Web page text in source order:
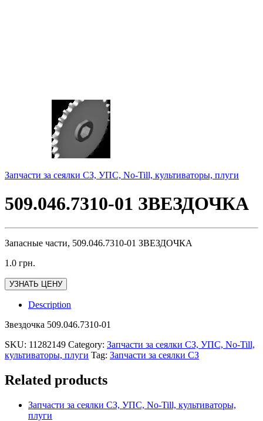
Запчасти за сеялки СЗ, УПС, No-Till, культиваторы, плуги
509.046.7310-01 ЗВЕЗДОЧКА
Запасные части, 509.046.7310-01 ЗВЕЗДОЧКА
1.0 грн.
УЗНАТЬ ЦЕНУ
Description
Звездочка 509.046.7310-01
SKU: 11282149 Category: Запчасти за сеялки СЗ, УПС, No-Till,
культиваторы, плуги Tag: Запчасти за сеялки СЗ
Related products
Запчасти за сеялки СЗ, УПС, No-Till, культиваторы,
плуги